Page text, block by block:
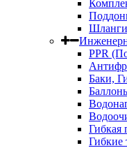
PPR
Баки,
Гибкая
Гибкие